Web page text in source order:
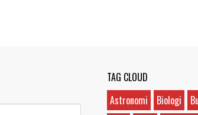
TAG CLOUD
Astronomi
Biologi